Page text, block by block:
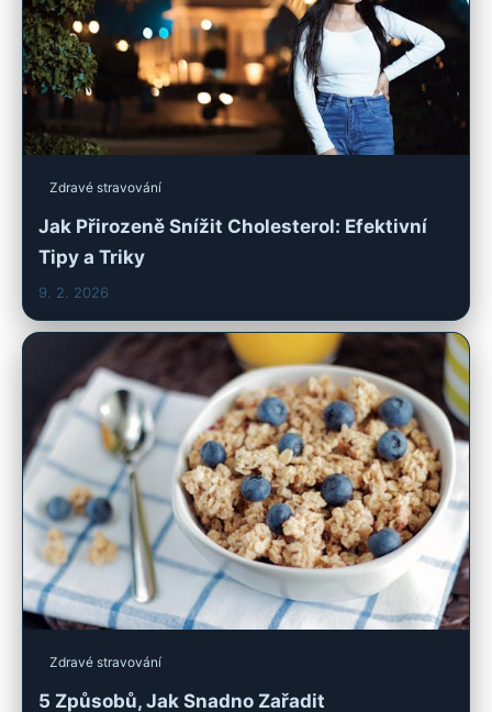
Zdravé stravování
Jak Přirozeně Snížit Cholesterol: Efektivní
Tipy a Triky
9. 2. 2026
Zdravé stravování
5 Způsobů, Jak Snadno Zařadit